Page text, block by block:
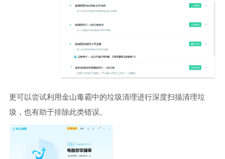
更可以尝试利用金山毒霸中的垃圾清理进行深度扫描清理垃
圾，也有助于排除此类错误。